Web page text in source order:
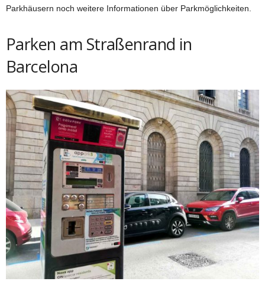
Parkhäusern noch weitere Informationen über Parkmöglichkeiten.
Parken am Straßenrand in
Barcelona